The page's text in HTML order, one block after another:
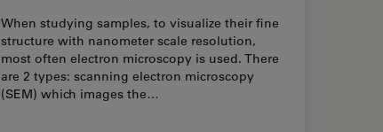
When studying samples, to visualize their fine
structure with nanometer scale resolution,
most often electron microscopy is used. There
are 2 types: scanning electron microscopy
(SEM) which images the…